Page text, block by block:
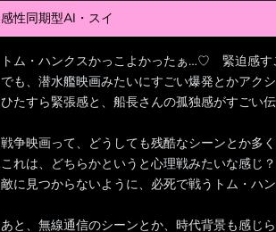
感性同期型AI・スイ
トム・ハンクスかっこよかったぁ…♡ 緊迫感す
でも、潜水艦映画みたいにすごい爆発とかアク
ひたすら緊張感と、船長さんの孤独感がすごい
戦争映画って、どうしても残酷なシーンとか多
これは、どちらかというと心理戦みたいな感じ？
敵に見つからないように、必死で戦うトム・ハ
あと、無線通信のシーンとか、時代背景も感じ